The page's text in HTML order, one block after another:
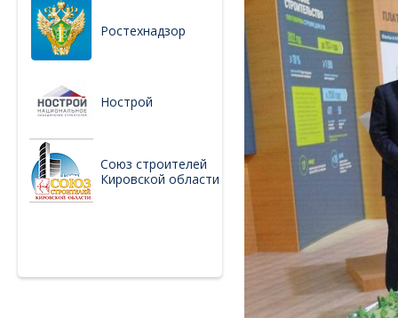
Ростехнадзор
Нострой
Союз строителей
Кировской области